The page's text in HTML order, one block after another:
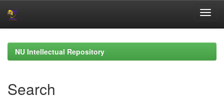
navigationNU Intellectual Repository
Search